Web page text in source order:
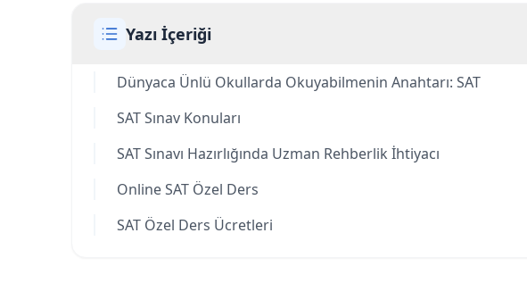
Yazı İçeriği
Dünyaca Ünlü Okullarda Okuyabilmenin Anahtarı: SAT
SAT Sınav Konuları
SAT Sınavı Hazırlığında Uzman Rehberlik İhtiyacı
Online SAT Özel Ders
SAT Özel Ders Ücretleri